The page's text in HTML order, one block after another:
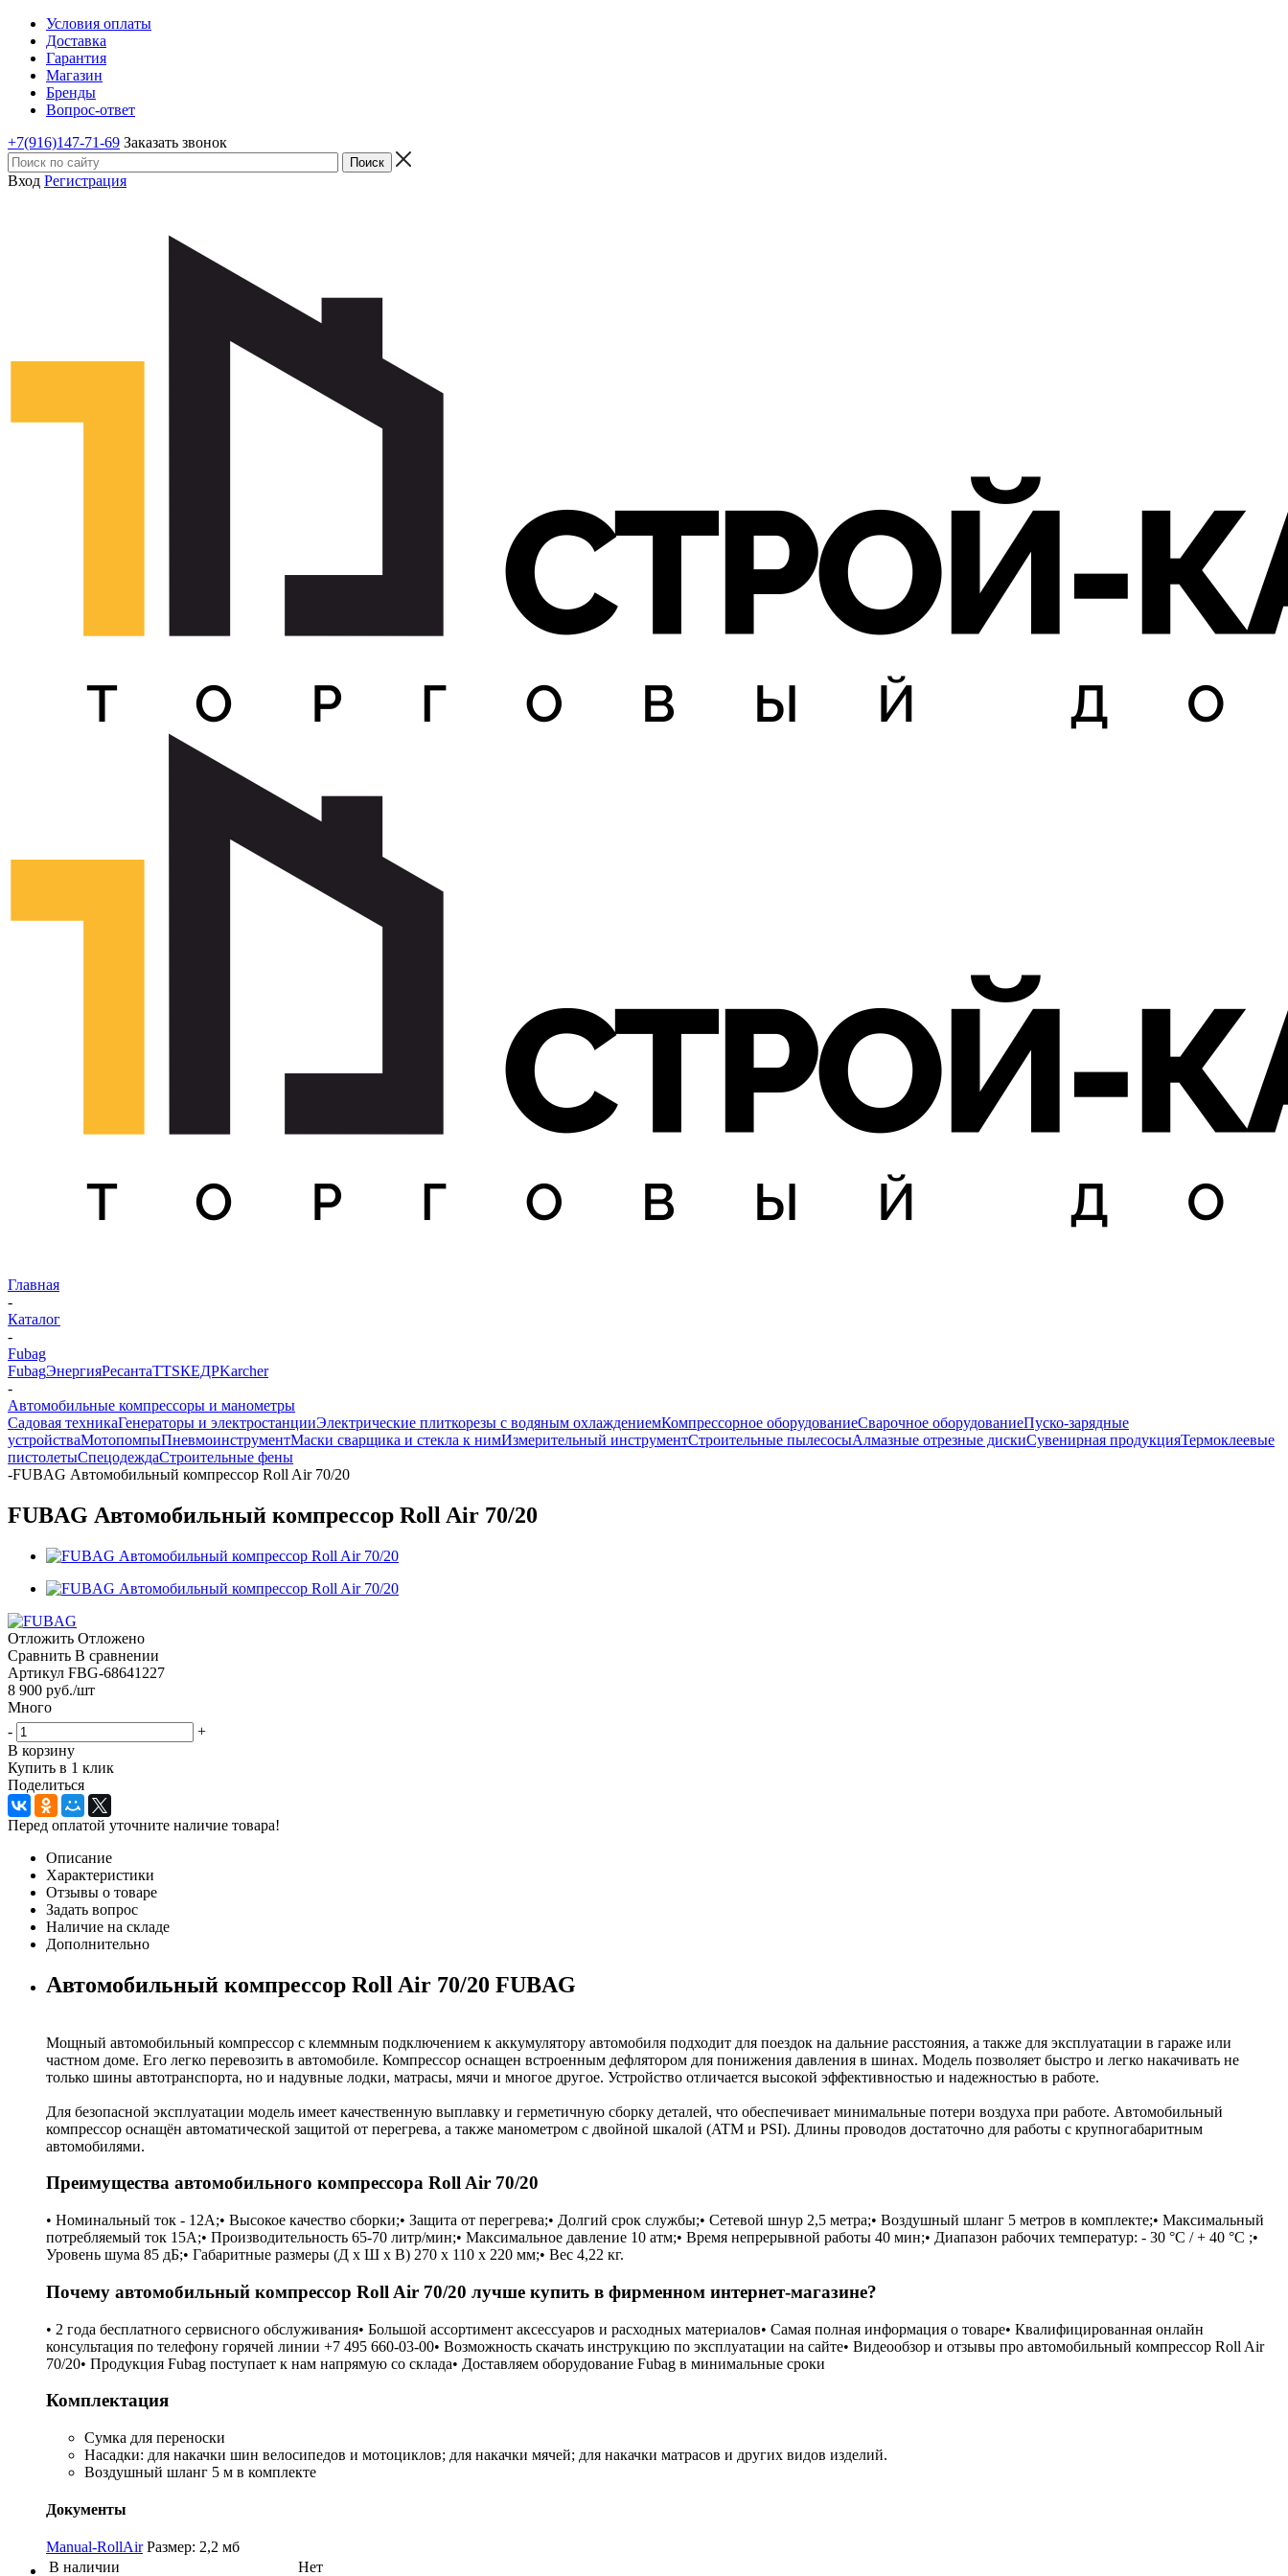
Условия оплаты
Доставка
Гарантия
Магазин
Бренды
Вопрос-ответ
+7(916)147-71-69 Заказать звонок
Вход Регистрация
Главная
-
Каталог
-
Fubag
FubagЭнергияРесантаTTSКЕДРKarcher
-
Автомобильные компрессоры и манометры
Садовая техникаГенераторы и электростанцииЭлектрические плиткорезы с водяным охлаждениемКомпрессорное оборудованиеСварочное оборудованиеПуско-зарядные
устройстваМотопомпыПневмоинструментМаски сварщика и стекла к нимИзмерительный инструментСтроительные пылесосыАлмазные отрезные дискиСувенирная продукцияТермоклеевые
пистолетыСпецодеждаСтроительные фены
-FUBAG Автомобильный компрессор Roll Air 70/20
FUBAG Автомобильный компрессор Roll Air 70/20
Отложить Отложено
Сравнить В сравнении
Артикул FBG-68641227
8 900 руб./шт
Много
-
+
В корзину
Купить в 1 клик
Поделиться
Перед оплатой уточните наличие товара!
Описание
Характеристики
Отзывы о товаре
Задать вопрос
Наличие на складе
Дополнительно
Автомобильный компрессор Roll Air 70/20 FUBAG
Мощный автомобильный компрессор с клеммным подключением к аккумулятору автомобиля подходит для поездок на дальние расстояния, а также для эксплуатации в гараже или
частном доме. Его легко перевозить в автомобиле. Компрессор оснащен встроенным дефлятором для понижения давления в шинах. Модель позволяет быстро и легко накачивать не
только шины автотранспорта, но и надувные лодки, матрасы, мячи и многое другое. Устройство отличается высокой эффективностью и надежностью в работе.
Для безопасной эксплуатации модель имеет качественную выплавку и герметичную сборку деталей, что обеспечивает минимальные потери воздуха при работе. Автомобильный
компрессор оснащён автоматической защитой от перегрева, а также манометром с двойной шкалой (ATM и PSI). Длины проводов достаточно для работы с крупногабаритным
автомобилями.
Преимущества автомобильного компрессора Roll Air 70/20
• Номинальный ток - 12А;• Высокое качество сборки;• Защита от перегрева;• Долгий срок службы;• Сетевой шнур 2,5 метра;• Воздушный шланг 5 метров в комплекте;• Максимальный
потребляемый ток 15А;• Производительность 65-70 литр/мин;• Максимальное давление 10 атм;• Время непрерывной работы 40 мин;• Диапазон рабочих температур: - 30 °С / + 40 °С ;•
Уровень шума 85 дБ;• Габаритные размеры (Д х Ш х В) 270 х 110 х 220 мм;• Вес 4,22 кг.
Почему автомобильный компрессор Roll Air 70/20 лучше купить в фирменном интернет-магазине?
• 2 года бесплатного сервисного обслуживания• Большой ассортимент аксессуаров и расходных материалов• Самая полная информация о товаре• Квалифицированная онлайн
консультация по телефону горячей линии +7 495 660-03-00• Возможность скачать инструкцию по эксплуатации на сайте• Видеообзор и отзывы про автомобильный компрессор Roll Air
70/20• Продукция Fubag поступает к нам напрямую со склада• Доставляем оборудование Fubag в минимальные сроки
Комплектация
Сумка для переноски
Насадки: для накачки шин велосипедов и мотоциклов; для накачки мячей; для накачки матрасов и других видов изделий.
Воздушный шланг 5 м в комплекте
Документы
Manual-RollAir Размер: 2,2 мб
В наличии
Нет